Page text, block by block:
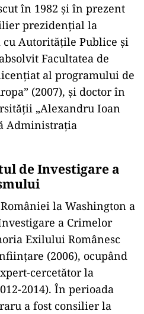
în 1982 și în prezent
prezidențial la
Autoritățile Publice și
Facultatea de
al programului de
(2007), și doctor în
„Alexandru Ioan
Administrația
de Investigare a
la Washington a
a Crimelor
Exilului Românesc
(2006), ocupând
cercetător la
2014). În perioada
a fost consilier la